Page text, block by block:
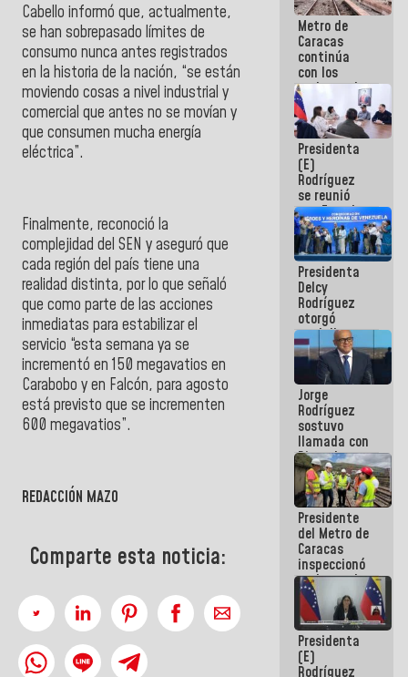
Cabello informó que, actualmente,
se han sobrepasado límites de
consumo nunca antes registrados
en la historia de la nación, “se están
moviendo cosas a nivel industrial y
comercial que antes no se movían y
que consumen mucha energía
eléctrica”.
Finalmente, reconoció la
complejidad del SEN y aseguró que
cada región del país tiene una
realidad distinta, por lo que señaló
que como parte de las acciones
inmediatas para estabilizar el
servicio “esta semana ya se
incrementó en 150 megavatios en
Carabobo y en Falcón, para agosto
está previsto que se incrementen
600 megavatios”.
REDACCIÓN MAZO
Comparte esta noticia:
Metro de
Caracas
continúa
con los
trabajos de
mantenimiento
e inspección
en la Línea 2
Presidenta
(E)
Rodríguez
se reunió
con Estado
Mayor
Eléctrico
para
abordar
planes de
acción
Presidenta
Delcy
Rodríguez
otorgó
medalla
"Héroe de
Venezuela"
a servidores
públicos
Jorge
Rodríguez
sostuvo
llamada con
Dinorah
Figuera y
acuerdan
primer
encuentro
presencial
para el
diálogo
Presidente
del Metro de
Caracas
inspeccionó
trabajos de
rehabilitación
y
modernización
de la vía
férrea
Presidenta
(E)
Rodríguez